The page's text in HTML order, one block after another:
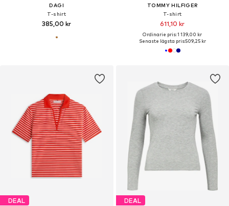
DAGI
T-shirt
385,00 kr
TOMMY HILFIGER
T-shirt
611,10 kr
Ordinarie pris: 1 139,00 kr
Senaste lägsta pris:509,25 kr
DEAL DEAL